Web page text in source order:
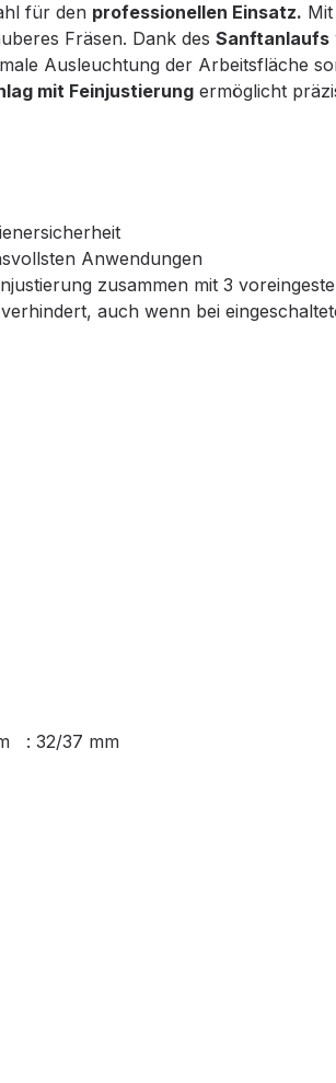
für den professionellen Einsatz.
Fräsen. Dank des Sanftanlaufs
Ausleuchtung der Arbeitsfläche
mit Feinjustierung ermöglicht
Anwendungen
zusammen mit 3
auch wenn bei
: 32/37 mm